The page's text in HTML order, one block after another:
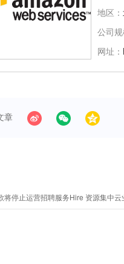
地区：
公司规
网址：
章
将停止运营招聘服务Hire 资源集中云